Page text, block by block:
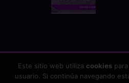
Este sitio web utiliza cookiespara
usuario. Si continúa navegando